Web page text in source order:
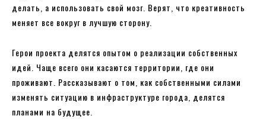
делать, а использовать свой мозг. Верят, что креативность
меняет все вокруг в лучшую сторону.
Герои проекта делятся опытом о реализации собственных
идей. Чаще всего они касаются территории, где они
проживают. Рассказывают о том, как собственными силами
изменять ситуацию в инфраструктуре города, делятся
планами на будущее.